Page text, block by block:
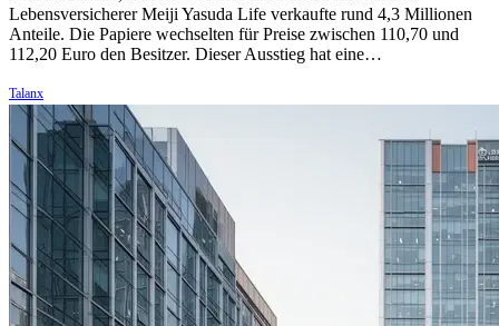
Lebensversicherer Meiji Yasuda Life verkaufte rund 4,3 Millionen
Anteile. Die Papiere wechselten für Preise zwischen 110,70 und
112,20 Euro den Besitzer. Dieser Ausstieg hat eine…
Talanx